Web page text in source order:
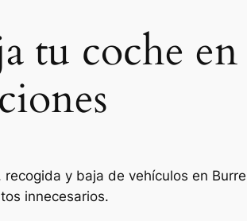
tu coche
recogida y baja de vehículos en
innecesarios.